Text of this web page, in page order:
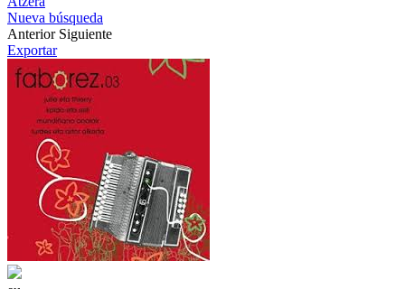
Nueva búsqueda
Anterior Siguiente
Exportar